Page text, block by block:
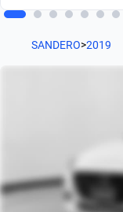
SANDERO>2019